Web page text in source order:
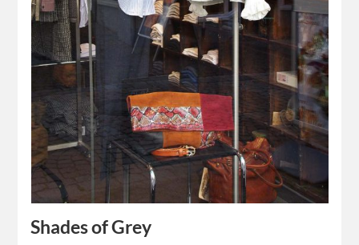
Shades of Grey